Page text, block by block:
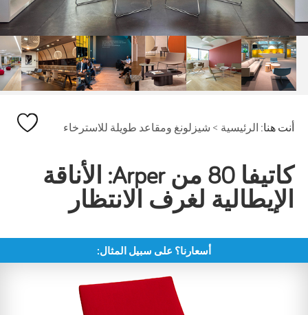
أنت هنا: الرئيسية > شيزلونغ ومقاعد طويلة للاسترخاء
كاتيفا 80 من Arper: الأناقة
الإيطالية لغرف الانتظار
أسعارنا؟ على سبيل المثال: